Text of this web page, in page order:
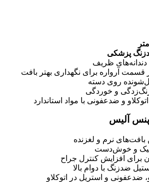
پزشکی
دندانه‌های ظریف
قسمت آرواره برای نگهداری بهتر بافت
روی دسته
زنگ‌زدگی و خوردگی
و ضدعفونی با مواد استاندارد
پنس آلیس
نرم و لغزنده
و خوش‌دست
برای افزایش کنترل جراح
ضدزنگ با دوام بالا
و استریل در اتوکلاو